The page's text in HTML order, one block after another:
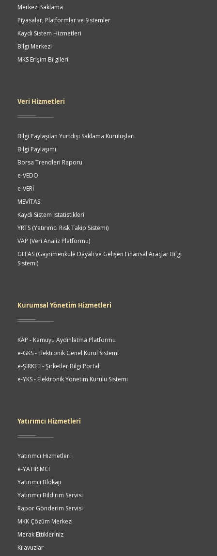
Merkezi Saklama
Piyasalar, Platformlar ve Sistemler
Kaydi Sistem Hizmetleri
Bilgi Merkezi
MKS Erişim Bilgileri
Veri Hizmetleri
Bilgi Paylaşılan Yurtdışı Saklama Kuruluşları
Bilgi Paylaşımı
Borsa Trendleri Raporu
e-VEDO
e-VERİ
MEVİTAS
Kaydi Sistem İstatistikleri
YRTS (Yatırımcı Risk Takip Sistemi)
VAP (Veri Analiz Platformu)
GEFAS (Gayrimenkule Dayalı ve Gelişen Finansal Araçlar Bilgi
Sistemi)
Kurumsal Yönetim Hizmetleri
KAP - Kamuyu Aydınlatma Platformu
e-GKS - Elektronik Genel Kurul Sistemi
e-ŞİRKET - Şirketler Bilgi Portalı
e-YKS - Elektronik Yönetim Kurulu Sistemi
Yatırımcı Hizmetleri
Yatırımcı Hizmetleri
e-YATIRIMCI
Yatırımcı Blokajı
Yatırımcı Bildirim Servisi
Rapor Gönderim Servisi
MKK Çözüm Merkezi
Merak Ettikleriniz
Kılavuzlar